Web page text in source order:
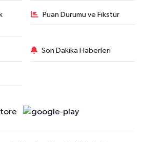
Puan Durumu ve Fikstür
Son Dakika Haberleri